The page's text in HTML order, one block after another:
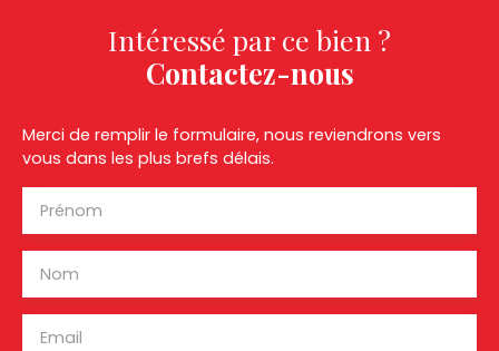
Intéressé par ce bien ?
Contactez-nous
Merci de remplir le formulaire, nous reviendrons vers
vous dans les plus brefs délais.
Prénom
Nom
Email